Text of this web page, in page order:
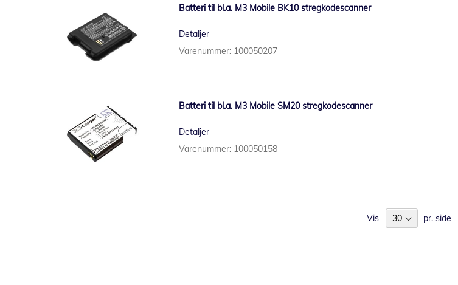
Batteri til bl.a. M3 Mobile BK10 stregkodescanner
Detaljer
Varenummer: 100050207
Batteri til bl.a. M3 Mobile SM20 stregkodescanner
Detaljer
Varenummer: 100050158
Vis pr. side